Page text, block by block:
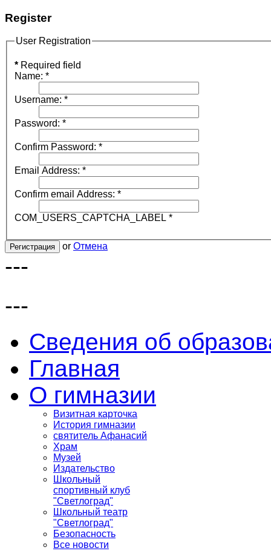
Register
User Registration
* Required field
Name: *
Username: *
Password: *
Confirm Password: *
Email Address: *
Confirm email Address: *
COM_USERS_CAPTCHA_LABEL *
Регистрация or Отмена
---
---
Сведения об
Главная
О гимназии
Визитная карточка
История гимназии
святитель Афанасий
Храм
Музей
Издательство
Школьный
спортивный клуб
"Светлоград"
Школьный театр
"Светлоград"
Безопасность
Все новости